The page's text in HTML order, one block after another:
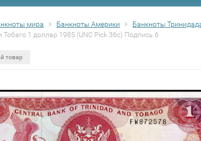
мира Банкноты Америки
Банкноты
Тобаго 1 доллар 1985 (UNC Pick 36c) Подпись 6
товар